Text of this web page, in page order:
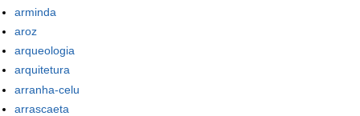
arminda
aroz
arqueologia
arquitetura
arranha-celu
arrascaeta